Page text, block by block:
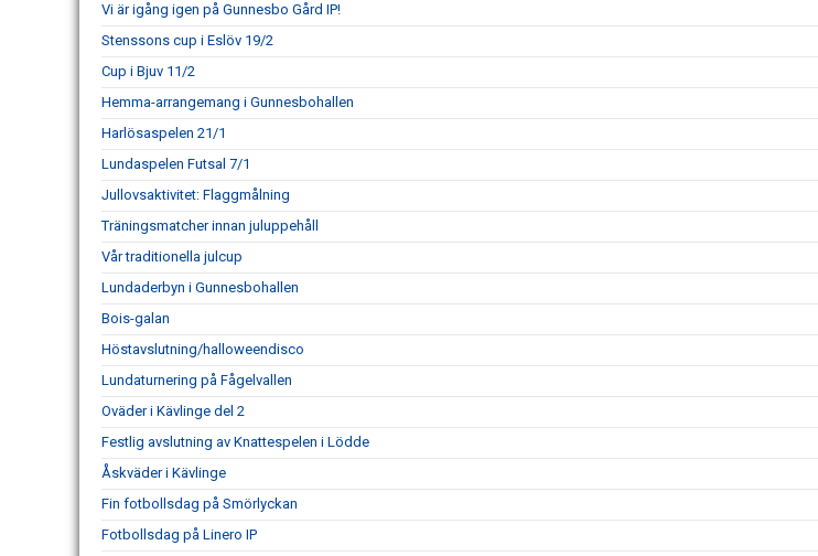
Vi är igång igen på Gunnesbo Gård IP!
Stenssons cup i Eslöv 19/2
Cup i Bjuv 11/2
Hemma-arrangemang i Gunnesbohallen
Harlösaspelen 21/1
Lundaspelen Futsal 7/1
Jullovsaktivitet: Flaggmålning
Träningsmatcher innan juluppehåll
Vår traditionella julcup
Lundaderbyn i Gunnesbohallen
Bois-galan
Höstavslutning/halloweendisco
Lundaturnering på Fågelvallen
Oväder i Kävlinge del 2
Festlig avslutning av Knattespelen i Lödde
Åskväder i Kävlinge
Fin fotbollsdag på Smörlyckan
Fotbollsdag på Linero IP